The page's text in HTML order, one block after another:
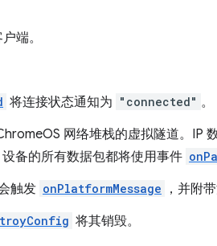
端。
将连接状态通知为 "connected" 。
网络堆栈的虚拟隧道。IP
备的所有数据包都将使用事件
触发 onPlatformMessage ，并附
将其销毁。